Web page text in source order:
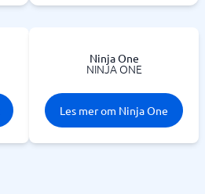
Ninja One
NINJA ONE
Les mer om Ninja One